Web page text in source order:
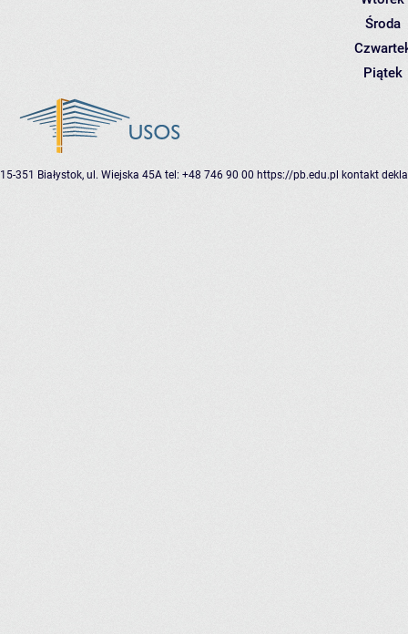
Środa
Piątek
15-351 Białystok, ul. Wiejska 45A tel: +48 746 90 00 https://pb.edu.pl kontakt